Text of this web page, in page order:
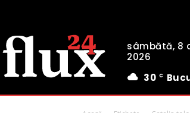
sâmbătă, 8
2026
30 C